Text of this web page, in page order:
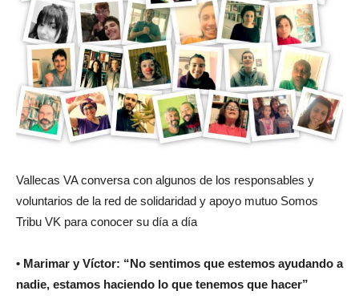
Vallecas VA conversa con algunos de los responsables y
voluntarios de la red de solidaridad y apoyo mutuo Somos
Tribu VK para conocer su día a día
• Marimar y Víctor: “No sentimos que estemos ayudando a
nadie, estamos haciendo lo que tenemos que hacer”